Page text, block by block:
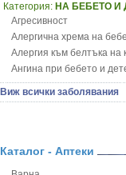
Категория: НА БЕБЕТО И
Агресивност
Алергична хрема на
Алергия към белтъка на
Ангина при бебето и
Анемия при бебето и
Апетит - пълни деца
Бронхиална астма при
Виж всички заболявания
Каталог - Аптеки